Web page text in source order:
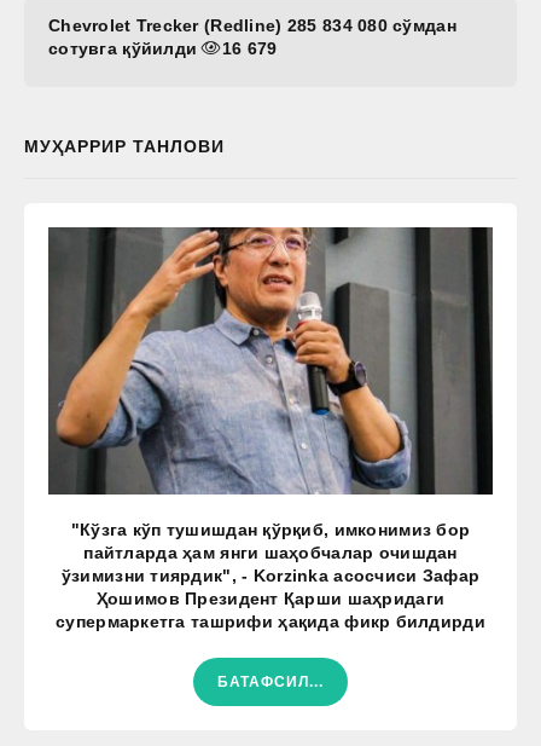
Chevrolet Trecker (Redline) 285 834 080 сўмдан
сотувга қўйилди
16 679
МУҲАРРИР ТАНЛОВИ
"Кўзга кўп тушишдан қўрқиб, имконимиз бор
пайтларда ҳам янги шаҳобчалар очишдан
ўзимизни тиярдик", - Korzinka асосчиси Зафар
Ҳошимов Президент Қарши шаҳридаги
супермаркетга ташрифи ҳақида фикр билдирди
БАТАФСИЛ...